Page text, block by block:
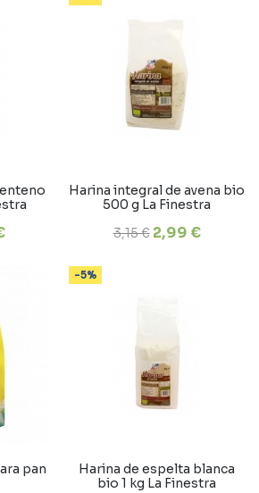
Harina integral de avena bio
500 g La Finestra
3,15 € 2,99 €
pan
-5%
Harina de espelta blanca
bio 1 kg La Finestra